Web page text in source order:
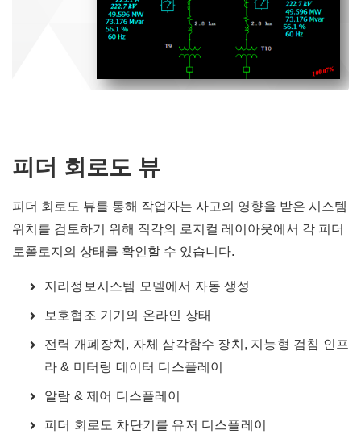
피더 회로도 뷰
피더 회로도 뷰를 통해 작업자는 사고의 영향을 받은 시스템
위치를 검토하기 위해 직각의 로지컬 레이아웃에서 각 피더
토폴로지의 상태를 확인할 수 있습니다.
지리정보시스템 모델에서 자동 생성
보호협조 기기의 온라인 상태
전력 개폐장치, 자체 삼각함수 장치, 지능형 검침 인프
라 & 미터링 데이터 디스플레이
알람 & 제어 디스플레이
피더 회로도 차단기를 유저 디스플레이